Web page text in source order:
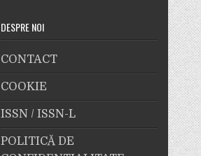
DESPRE NOI
CONTACT
COOKIE
ISSN / ISSN-L
POLITICĂ DE